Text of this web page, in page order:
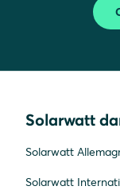
Solarwatt
Solarwatt
Solarwatt